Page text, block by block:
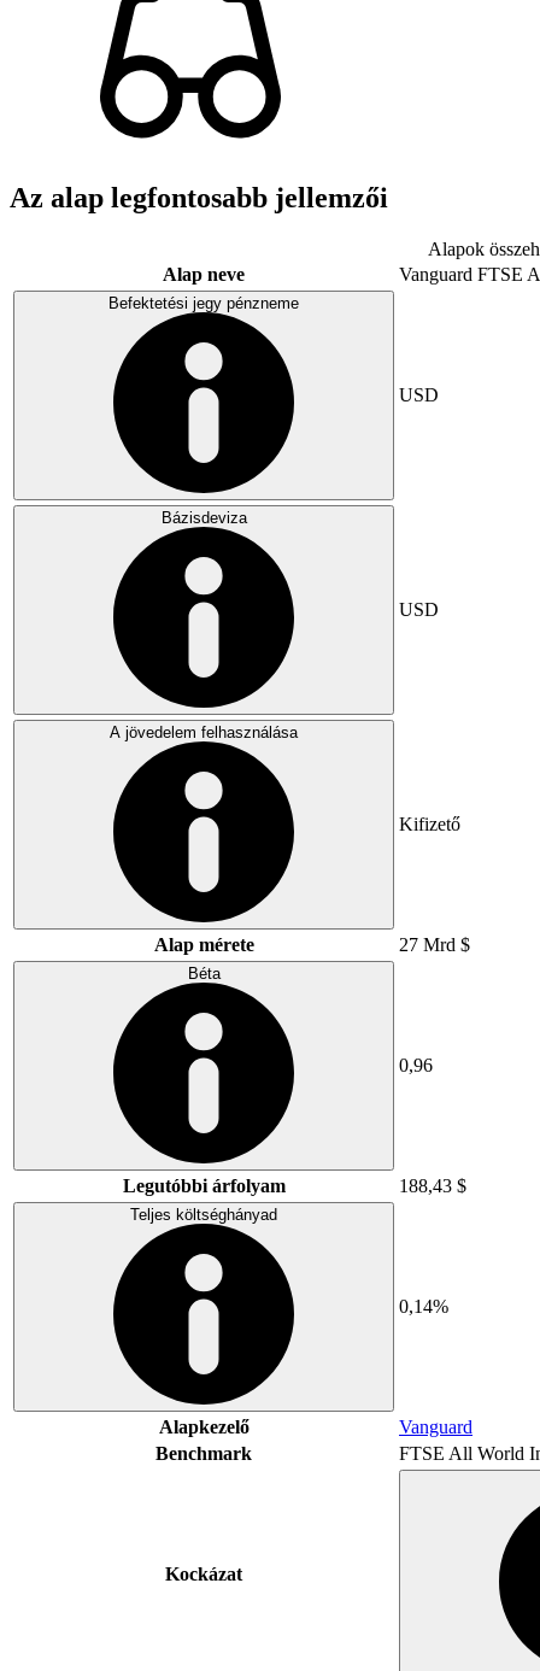
Az alap legfontosabb jellemzői
Alapok
Alap neve
Vanguard FTSE
Befektetési jegy pénzneme
USD
Bázisdeviza
USD
A jövedelem felhasználása
Kifizető
Alap mérete 27 Mrd $
Béta
0,96
Legutóbbi árfolyam 188,43 $
Teljes költséghányad
0,14%
Alapkezelő
Vanguard
Benchmark
FTSE All World
Kockázat